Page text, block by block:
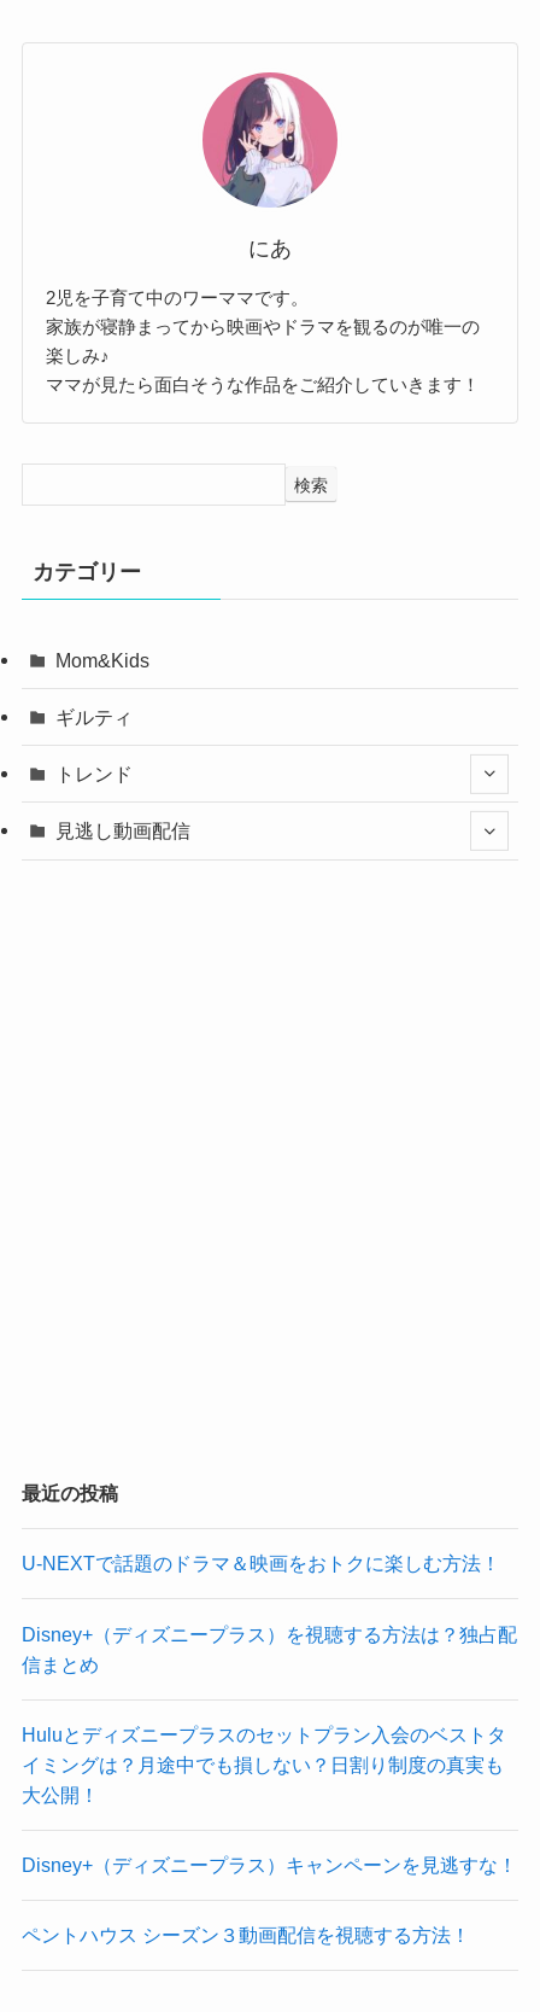
にあ
2児を子育て中のワーママです。
家族が寝静まってから映画やドラマを観るのが唯一の
楽しみ♪
ママが見たら面白そうな作品をご紹介していきます！
検索
カテゴリー
Mom&Kids
ギルティ
トレンド
見逃し動画配信
最近の投稿
U-NEXTで話題のドラマ＆映画をおトクに楽しむ方法！
Disney+（ディズニープラス）を視聴する方法は？独占配
信まとめ
Huluとディズニープラスのセットプラン入会のベストタ
イミングは？月途中でも損しない？日割り制度の真実も
大公開！
Disney+（ディズニープラス）キャンペーンを見逃すな！
ペントハウス シーズン３動画配信を視聴する方法！